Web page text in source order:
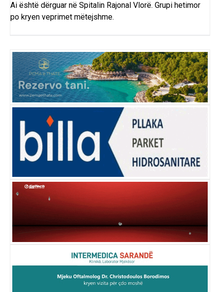
Ai është dërguar në Spitalin Rajonal Vlorë. Grupi hetimor
po kryen veprimet mëtejshme.